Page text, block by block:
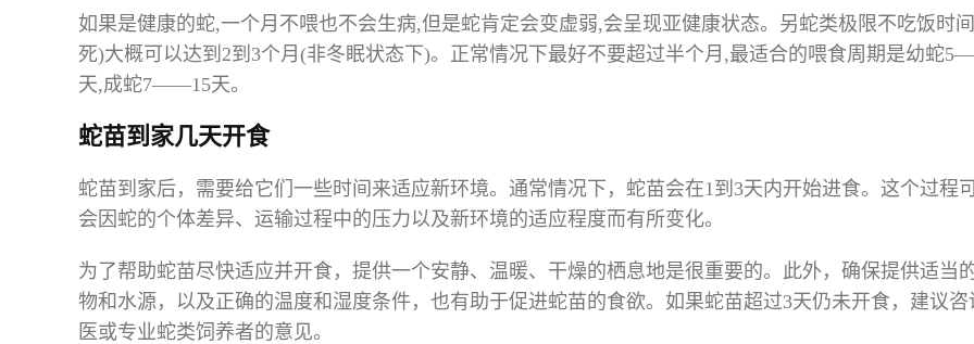
如果是健康的蛇,一个月不喂也不会生病,但是蛇肯定会变虚弱,会呈现亚健康状态。另蛇类极限不吃饭时
死)大概可以达到2到3个月(非冬眠状态下)。正常情况下最好不要超过半个月,最适合的喂食周期是幼蛇
天,成蛇7——15天。
蛇苗到家几天开食
蛇苗到家后，需要给它们一些时间来适应新环境。通常情况下，蛇苗会在1到3天内开始进食。这个过程
会因蛇的个体差异、运输过程中的压力以及新环境的适应程度而有所变化。
为了帮助蛇苗尽快适应并开食，提供一个安静、温暖、干燥的栖息地是很重要的。此外，确保提供适当
物和水源，以及正确的温度和湿度条件，也有助于促进蛇苗的食欲。如果蛇苗超过3天仍未开食，建议咨
医或专业蛇类饲养者的意见。